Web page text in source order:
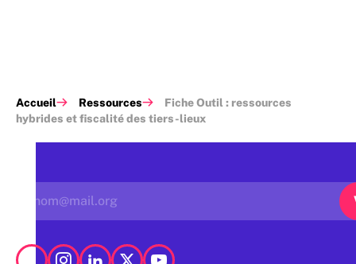
Accueil Ressources
Fiche Outil : ressources
hybrides et fiscalité des tiers-lieux